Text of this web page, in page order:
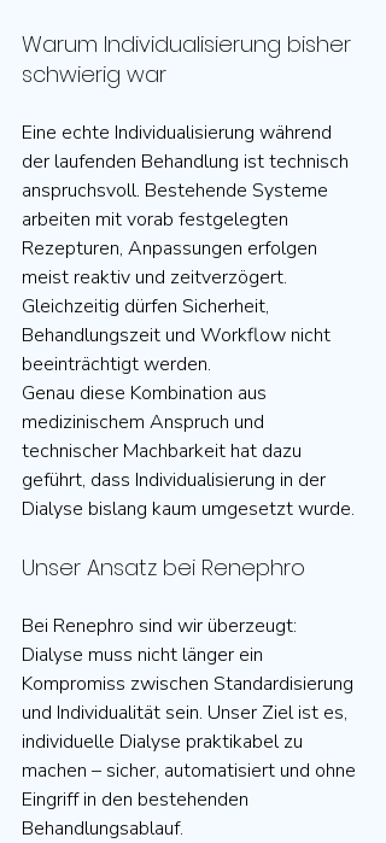
Warum Individualisierung bisher
schwierig war
Eine echte Individualisierung während
der laufenden Behandlung ist technisch
anspruchsvoll. Bestehende Systeme
arbeiten mit vorab festgelegten
Rezepturen, Anpassungen erfolgen
meist reaktiv und zeitverzögert.
Gleichzeitig dürfen Sicherheit,
Behandlungszeit und Workflow nicht
beeinträchtigt werden.
Genau diese Kombination aus
medizinischem Anspruch und
technischer Machbarkeit hat dazu
geführt, dass Individualisierung in der
Dialyse bislang kaum umgesetzt wurde.
Unser Ansatz bei Renephro
Bei Renephro sind wir überzeugt:
Dialyse muss nicht länger ein
Kompromiss zwischen Standardisierung
und Individualität sein. Unser Ziel ist es,
individuelle Dialyse praktikabel zu
machen – sicher, automatisiert und ohne
Eingriff in den bestehenden
Behandlungsablauf.